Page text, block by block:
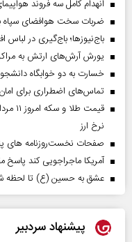
انهدام کامل سه فروند هواپیمای اف ۳۵ در
ضربات سخت هوافضای سپاه به
باج‌نیوزها؛ باج‌گیری در لباس
یورش آرش‌های ارتش به مراکز
خسارت به دو خوابگاه
تماس‌های اضطراری برای
نرخ ارز
صفحات نخست‌روزنامه ها‌ی پنجشنبه‌۸
آمریکا ماجراجویی کند
عشق به حسین (ع) تا لحظه
پیشنهاد سردبیر